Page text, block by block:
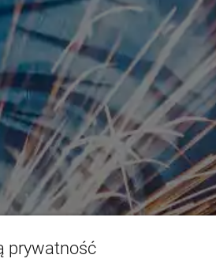
prywatność